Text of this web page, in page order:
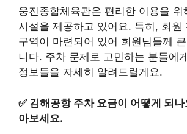
웅진종합체육관은 편리한 이용을
시설을 제공하고 있어요. 특히, 회원
구역이 마련되어 있어 회원님들께
니다. 주차 문제로 고민하는 분들에
정보들을 자세히 알려드릴게요.
✅ 김해공항 주차 요금이 어떻게 되
아보세요.